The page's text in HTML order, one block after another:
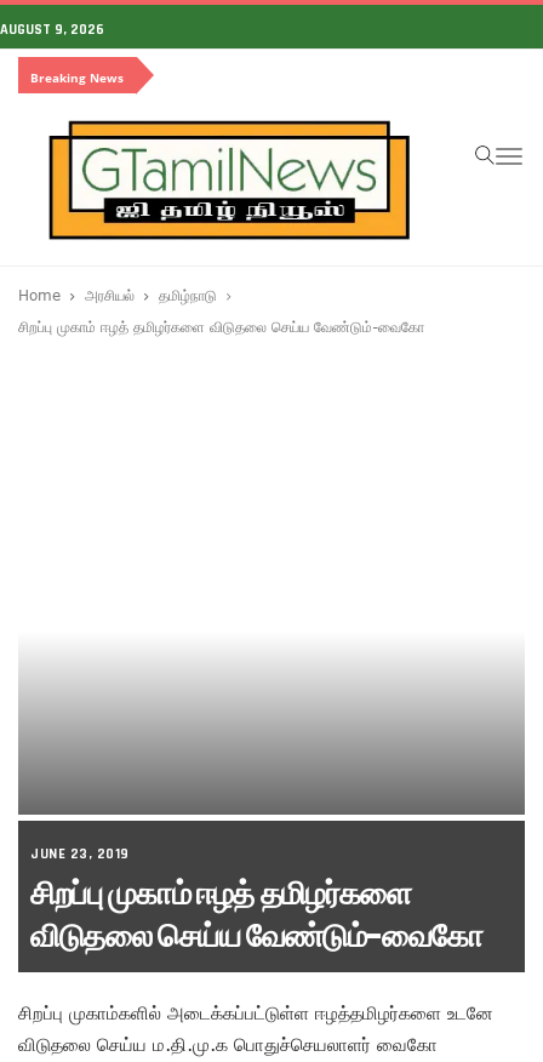
AUGUST 9, 2026
Breaking News
Home அரசியல்
தமிழ்நாடு
சிறப்பு முகாம் ஈழத் தமிழர்களை விடுதலை செய்ய வேண்டும்-வைகோ
JUNE 23, 2019
சிறப்பு முகாம் ஈழத் தமிழர்களை
விடுதலை செய்ய வேண்டும்-வைகோ
சிறப்பு முகாம்களில் அடைக்கப்பட்டுள்ள ஈழத்தமிழர்களை உடனே
விடுதலை செய்ய ம.தி.மு.க பொதுச்செயலாளர் வைகோ